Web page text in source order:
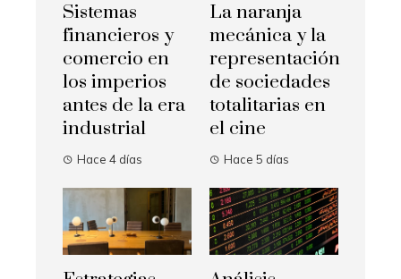
Sistemas
financieros y
comercio en
los imperios
antes de la era
industrial
Hace 4 días
La naranja
mecánica y la
representación
de sociedades
totalitarias en
el cine
Hace 5 días